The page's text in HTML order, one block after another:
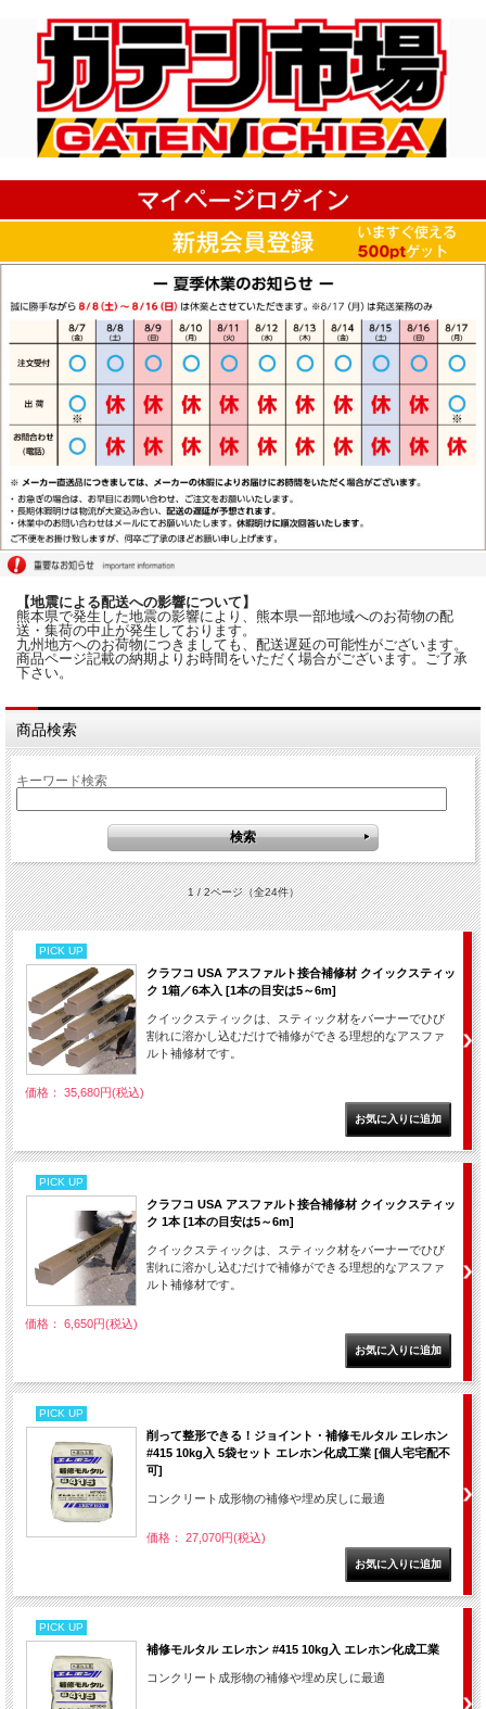
【地震による配送への影響について】
熊本県で発生した地震の影響により、熊本県一部地域へのお荷物の配
送・集荷の中止が発生しております。
九州地方へのお荷物につきましても、配送遅延の可能性がございます。
商品ページ記載の納期よりお時間をいただく場合がございます。ご了承
下さい。
商品検索
キーワード検索
1 / 2ページ（全24件）
PICK UP
クラフコ USA アスファルト接合補修材 クイックスティッ
ク 1箱／6本入 [1本の目安は5～6m]
クイックスティックは、スティック材をバーナーでひび
割れに溶かし込むだけで補修ができる理想的なアスファ
ルト補修材です。
価格： 35,680円(税込)
PICK UP
クラフコ USA アスファルト接合補修材 クイックスティッ
ク 1本 [1本の目安は5～6m]
クイックスティックは、スティック材をバーナーでひび
割れに溶かし込むだけで補修ができる理想的なアスファ
ルト補修材です。
価格： 6,650円(税込)
PICK UP
削って整形できる！ジョイント・補修モルタル エレホン
#415 10kg入 5袋セット エレホン化成工業 [個人宅宅配不
可]
コンクリート成形物の補修や埋め戻しに最適
価格： 27,070円(税込)
PICK UP
補修モルタル エレホン #415 10kg入 エレホン化成工業
コンクリート成形物の補修や埋め戻しに最適